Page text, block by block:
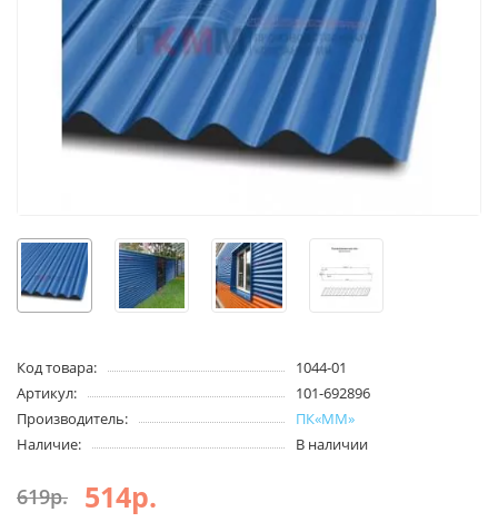
Код товара:
1044-01
Артикул:
101-692896
Производитель:
ПК«ММ»
Наличие:
В наличии
619р. 514р.